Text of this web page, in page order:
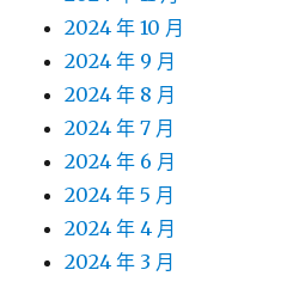
2024 年 10 月
2024 年 9 月
2024 年 8 月
2024 年 7 月
2024 年 6 月
2024 年 5 月
2024 年 4 月
2024 年 3 月